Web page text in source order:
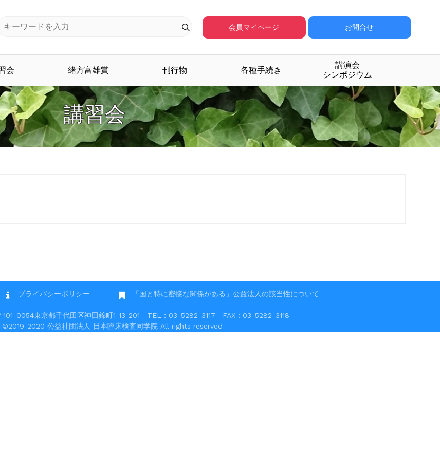
会員マイページ お問合せ
会 緒方富雄賞 刊行物 各種手続き
講演会
シンポジウム
講習会
プライバシーポリシー 「国と特に密接な関係がある」公益法人の該当性について
0054東京都千代田区神田錦町1-13-201 TEL：03-5282-3117 FAX：03-5282-3118
2020 公益社団法人 日本臨床検査同学院 All rights reserved